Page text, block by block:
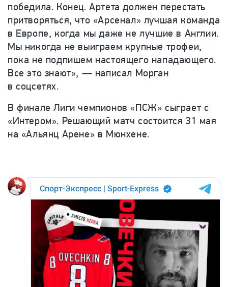
победила. Конец. Артета должен перестать
притворяться, что «Арсенал» лучшая команда
в Европе, когда мы даже не лучшие в Англии.
Мы никогда не выиграем крупные трофеи,
пока не подпишем настоящего нападающего.
Все это знают», — написал Морган
в соцсетях.
В финале Лиги чемпионов «ПСЖ» сыграет с
«Интером». Решающий матч состоится 31 мая
на «Альянц Арене» в Мюнхене.